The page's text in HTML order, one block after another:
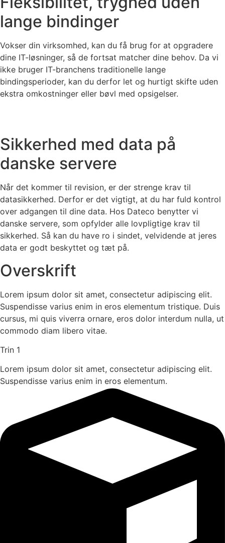
lange bindinger
Vokser din virksomhed, kan du få brug for at opgradere
dine IT-løsninger, så de fortsat matcher dine behov. Da vi
ikke bruger IT-branchens traditionelle lange
bindingsperioder, kan du derfor let og hurtigt skifte uden
ekstra omkostninger eller bøvl med opsigelser.
Sikkerhed med data på
danske servere
Når det kommer til revision, er der strenge krav til
datasikkerhed. Derfor er det vigtigt, at du har fuld kontrol
over adgangen til dine data. Hos Dateco benytter vi
danske servere, som opfylder alle lovpligtige krav til
sikkerhed. Så kan du have ro i sindet, velvidende at jeres
data er godt beskyttet og tæt på.
Overskrift
Lorem ipsum dolor sit amet, consectetur adipiscing elit.
Suspendisse varius enim in eros elementum tristique. Duis
cursus, mi quis viverra ornare, eros dolor interdum nulla, ut
commodo diam libero vitae.
Trin 1
Lorem ipsum dolor sit amet, consectetur adipiscing elit.
Suspendisse varius enim in eros elementum.